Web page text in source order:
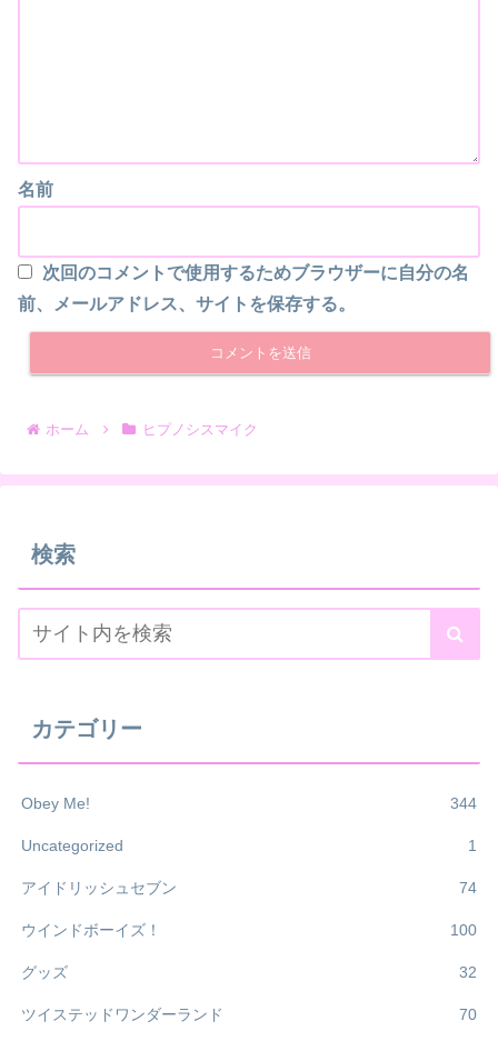
名前
次回のコメントで使用するためブラウザーに自分の名
前、メールアドレス、サイトを保存する。
ホーム ヒプノシスマイク
検索
カテゴリー
Obey Me! 344
Uncategorized 1
アイドリッシュセブン 74
ウインドボーイズ！ 100
グッズ 32
ツイステッドワンダーランド 70